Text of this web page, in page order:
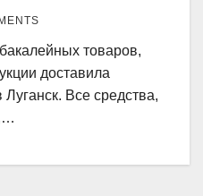
товаров,
доставила
Все средства,